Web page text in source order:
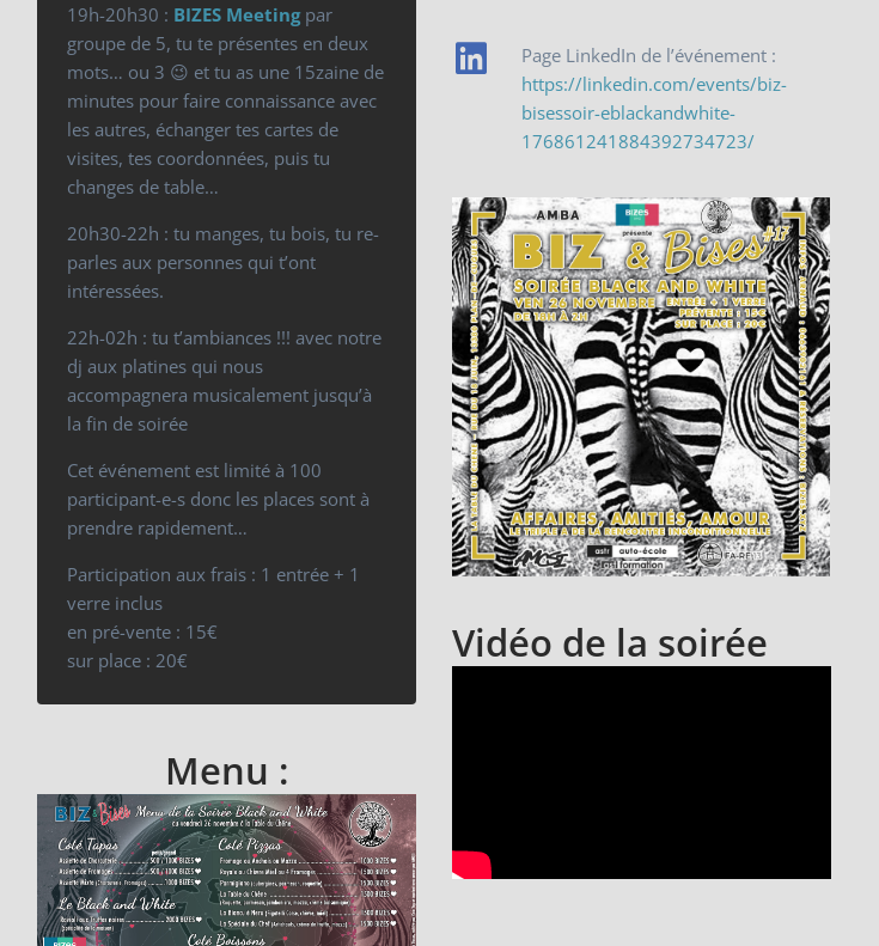
19h-20h30 : BIZES Meetingpar
groupe de 5, tu te présentes en deux
mots… ou 3 😉 et tu as une 15zaine de
minutes pour faire connaissance avec
les autres, échanger tes cartes de
visites, tes coordonnées, puis tu
changes de table…
20h30-22h : tu manges, tu bois, tu re-
parles aux personnes qui t’ont
intéressées.
22h-02h : tu t’ambiances !!! avec notre
dj aux platines qui nous
accompagnera musicalement jusqu’à
la fin de soirée
Cet événement est limité à 100
participant-e-s donc les places sont à
prendre rapidement…
Participation aux frais : 1 entrée + 1
verre inclus
en pré-vente : 15€
sur place : 20€
Menu :
Page LinkedIn de l’événement :
https://linkedin.com/events/biz-
bisessoir-eblackandwhite-
176861241884392734723/
Vidéo de la soirée